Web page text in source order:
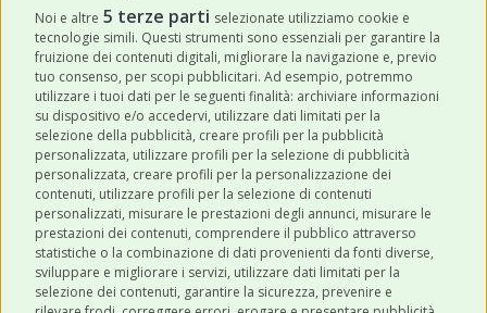
Noi e altre 5 terze parti selezionate utilizziamo cookie e
tecnologie simili. Questi strumenti sono essenziali per garantire la
fruizione dei contenuti digitali, migliorare la navigazione e, previo
tuo consenso, per scopi pubblicitari. Ad esempio, potremmo
utilizzare i tuoi dati per le seguenti finalità: archiviare informazioni
su dispositivo e/o accedervi, utilizzare dati limitati per la
selezione della pubblicità, creare profili per la pubblicità
personalizzata, utilizzare profili per la selezione di pubblicità
personalizzata, creare profili per la personalizzazione dei
contenuti, utilizzare profili per la selezione di contenuti
personalizzati, misurare le prestazioni degli annunci, misurare le
prestazioni dei contenuti, comprendere il pubblico attraverso
statistiche o la combinazione di dati provenienti da fonti diverse,
sviluppare e migliorare i servizi, utilizzare dati limitati per la
selezione dei contenuti, garantire la sicurezza, prevenire e
Acconsento a ricevere newsletter,
aggiornamenti e offerte promozionali da
Robinson Pet Shop tramite email.*
ULTIMI POST